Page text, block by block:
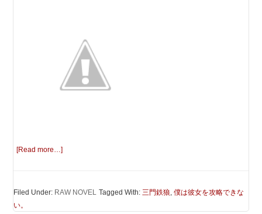
[Read more…]
Filed Under: RAW NOVEL Tagged With:三門鉄狼,僕は彼女を攻略できな
い。